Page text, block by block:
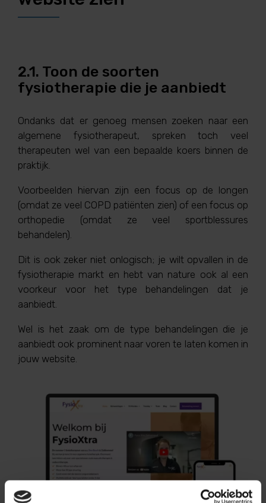
2.1. Toon de soorten
fysiotherapie die je aanbiedt
Ondanks dat er genoeg mensen zoeken naar een
algemene fysiotherapeut, spreken toch veel
therapeuten wel van een bepaalde koers binnen de
praktijk.
Voorbeelden hiervan zijn een focus op de longen
(omdat ze veel COPD patiënten zien) of een focus op
orthopedie (omdat ze veel sportblessures
behandelen).
Dit is ook zeker niet onlogisch; je wilt opvallen in de
fysiotherapie markt en hebt van nature ook al een
voorkeur voor het type behandelingen dat je
aanbiedt.
Wel is het zaak om de type behandelingen die je
aanbiedt ook prominent naar voren te laten komen in
jouw website.